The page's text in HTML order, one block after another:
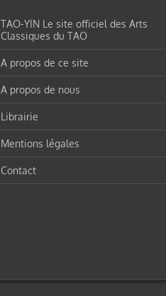
TAO-YIN Le site officiel des Arts
Classiques du TAO
A propos de ce site
A propos de nous
Librairie
Mentions légales
Contact